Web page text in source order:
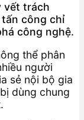
vết trách
công chỉ
công nghệ.
thể phân
người
sẻ nội bộ gia
dùng chung